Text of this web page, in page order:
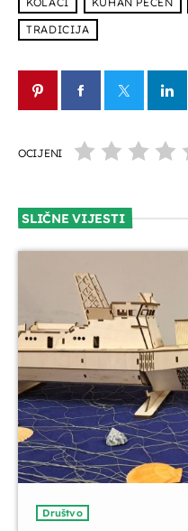
TRADICIJA
OCIJENI
SLIČNE VIJESTI
Društvo